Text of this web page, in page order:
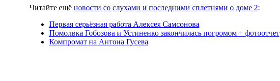
Читайте ещё новости со слухами и последними сплетнями о доме 2:
Первая серьёзная работа Алексея Самсонова
Помолвка Гобозова и Устиненко закончилась погромом + фотоотчет
Компромат на Антона Гусева